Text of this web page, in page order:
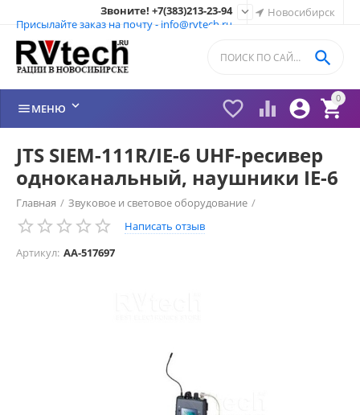
Новосибирск
Звоните! +7(383)213-23-94
Присылайте заказ на почту - info@rvtech.ru

0


 

МЕНЮ 
JTS SIEM-111R/IE-6 UHF-ресивер
одноканальный, наушники IE-6
Главная / Звуковое и световое оборудование /
Системы мониторинга /
Написать отзыв
Артикул: AA-517697